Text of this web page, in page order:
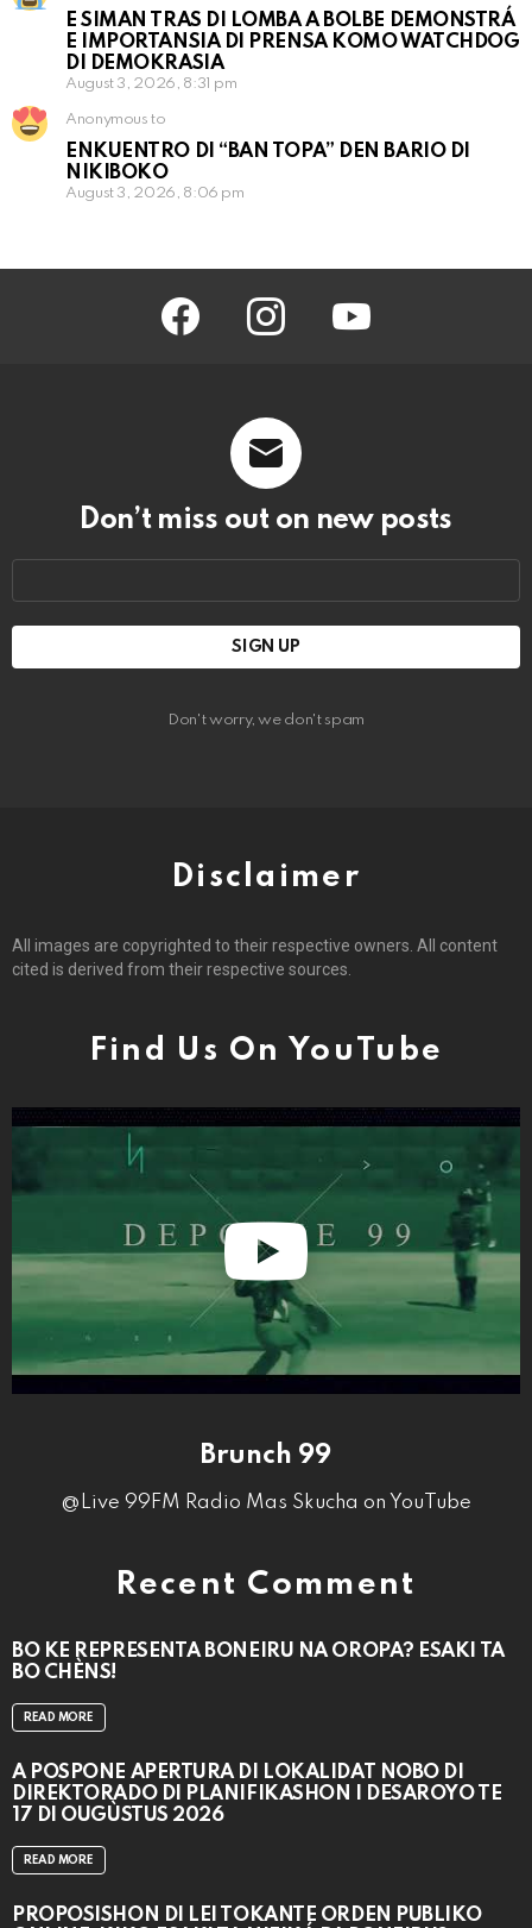
E SIMAN TRAS DI LOMBA A BOLBE DEMONSTRÁ
E IMPORTANSIA DI PRENSA KOMO WATCHDOG
DI DEMOKRASIA
August 3, 2026, 8:31 pm
Anonymous to
ENKUENTRO DI “BAN TOPA” DEN BARIO DI
NIKIBOKO
August 3, 2026, 8:06 pm
facebook instagram youtube
Don’t miss out on new posts
Don't worry, we don't spam
Disclaimer
All images are copyrighted to their respective owners. All content
cited is derived from their respective sources.
Find Us On YouTube
Brunch 99
@Live 99FM Radio Mas Skucha on YouTube
Recent Comment
BO KE REPRESENTÁ BONEIRU NA OROPA? ESAKI TA
BO CHÈNS!
READ MORE
A POSPONÉ APERTURA DI LOKALIDAT NOBO DI
DIREKTORADO DI PLANIFIKASHON I DESAROYO TE
17 DI OUGÙSTUS 2026
READ MORE
PROPOSISHON DI LEI TOKANTE ÒRDEN PÚBLIKO